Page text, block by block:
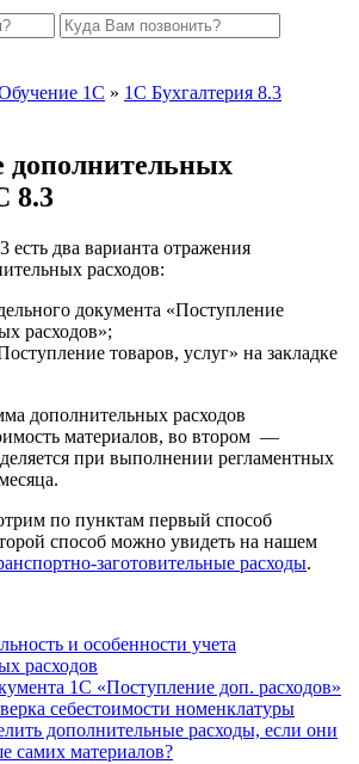
1С » 1С Бухгалтерия 8.3
дополнительных
8.3
есть два варианта отражения
расходов:
документа «Поступление
расходов»;
товаров, услуг» на закладке
дополнительных расходов
материалов, во втором —
при выполнении регламентных
по пунктам первый способ
способ можно увидеть на нашем
заготовительные расходы.
и особенности учета
расходов
1С «Поступление доп. расходов»
себестоимости номенклатуры
дополнительные расходы, если они
самих материалов?